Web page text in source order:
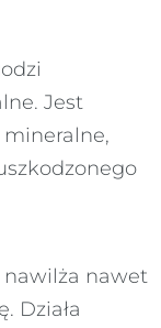
Jest
nawilża nawet
Działa